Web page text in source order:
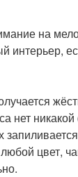
на
интерьер,
нет
любой цвет,